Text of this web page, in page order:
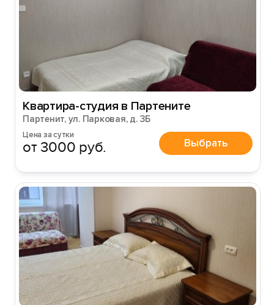
Квартира-студия в Партените
Партенит, ул. Парковая, д. 3Б
Цена за сутки
от 3000 руб. Выбрать